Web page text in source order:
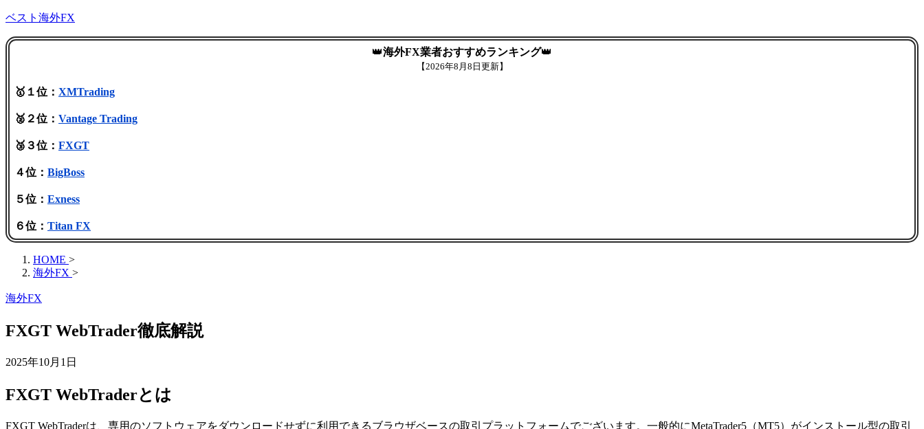
ベスト海外FX
👑海外FX業者おすすめランキング👑
【2026年8月8日更新】
🥇１位： XMTrading
🥈２位： Vantage Trading
🥉３位： FXGT
４位： BigBoss
５位： Exness
６位： Titan FX
HOME >
海外FX >
海外FX
FXGT WebTrader徹底解説
2025年10月1日
FXGT WebTraderとは
FXGT WebTraderは、専用のソフトウェアをダウンロードせずに利用できるブラウザベースの取引プラットフォームでございます。一般的にMetaTrader5（MT5）がインストール型の取引